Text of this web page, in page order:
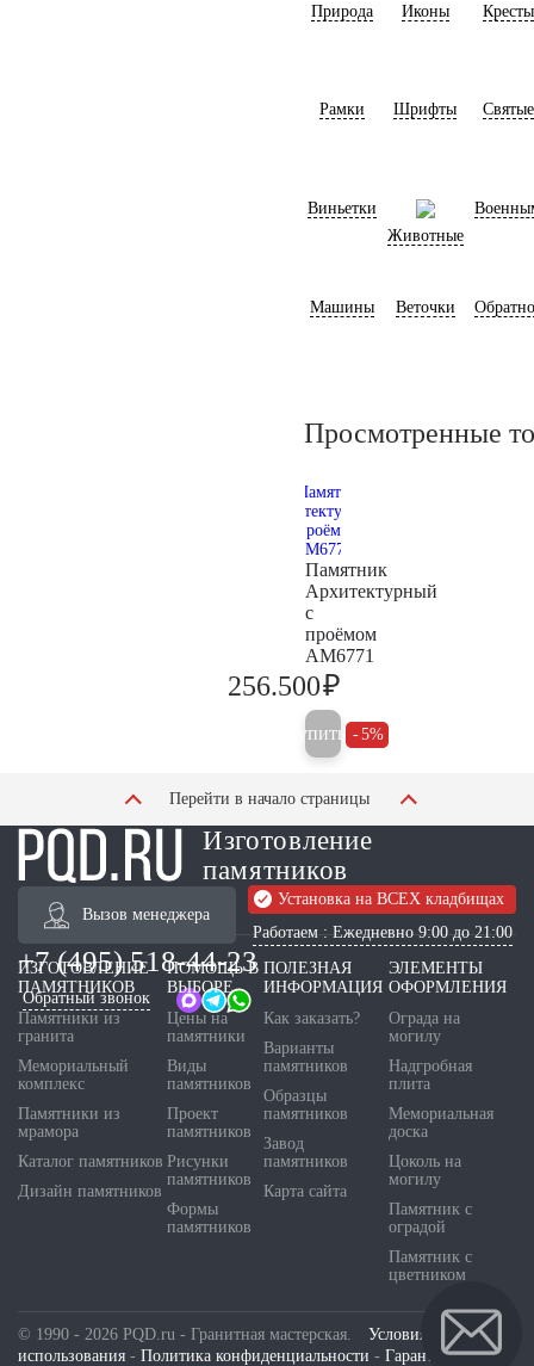
Природа Иконы Кресты
Рамки Шрифты Святые
Виньетки
Животные
Машины Веточки
Просмотренные
Памятник
Архитектурный
с
проёмом
AM6771
256.500₽
Купить 5%
Перейти в начало страницы
Изготовление
памятников
Вызов менеджера
Установка на ВСЕХ кладбищах
Работаем : Ежедневно 9:00 до 21:00
+7 (495) 518-44-23
Обратный звонок
ИЗГОТОВЛЕНИЕ
ПАМЯТНИКОВ
Памятники из
гранита
Мемориальный
комплекс
Памятники из
мрамора
Каталог памятников
Дизайн памятников
ПОМОЩЬ В
ВЫБОРЕ
Цены на
памятники
Виды
памятников
Проект
памятников
Рисунки
памятников
Формы
памятников
ПОЛЕЗНАЯ
ИНФОРМАЦИЯ
Как заказать?
Варианты
памятников
Образцы
памятников
Завод
памятников
Карта сайта
ЭЛЕМЕНТЫ
ОФОРМЛЕНИЯ
Ограда на
могилу
Надгробная
плита
Мемориальная
доска
Цоколь на
могилу
Памятник с
оградой
Памятник с
цветником
© 1990 - 2026 PQD.ru - Гранитная мастерская. Условия
использования - Политика конфиденциальности - Гарантия и